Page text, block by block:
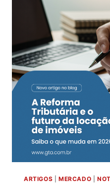
ARTIGOS MERCADO